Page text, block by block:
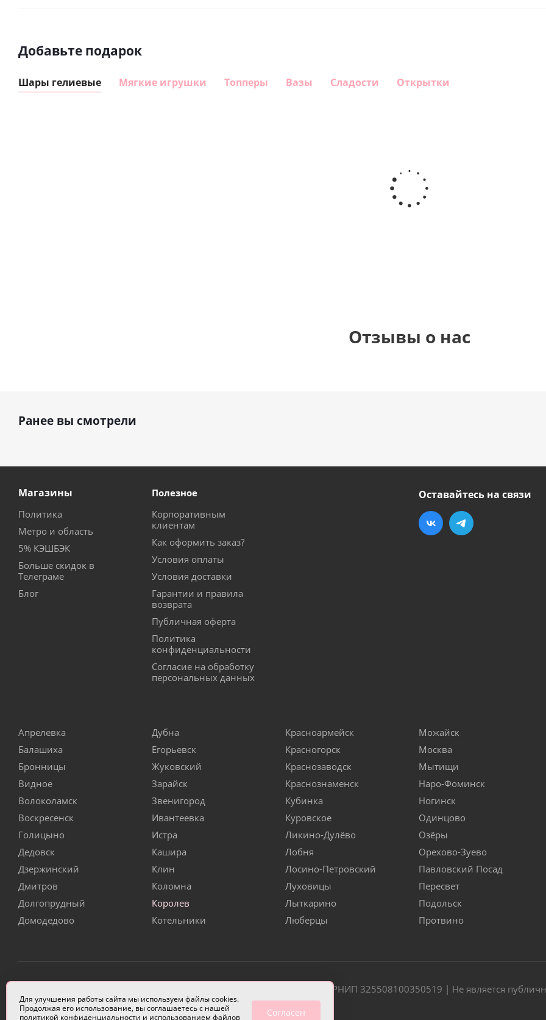
Добавьте подарок
Шары гелиевые Мягкие игрушки Топперы Вазы Сладости Открытки
звезда
краски С
Днем
Отзывы о нас
Ранее вы смотрели
Магазины
Политика
Метро и область
5% КЭШБЭК
Больше скидок в
Телеграме
Блог
Полезное
Корпоративным
клиентам
Как оформить заказ?
Условия оплаты
Условия доставки
Гарантии и правила
возврата
Публичная оферта
Политика
конфиденциальности
Согласие на обработку
персональных данных
Оставайтесь на связи
Апрелевка
Балашиха
Бронницы
Видное
Волоколамск
Воскресенск
Голицыно
Дедовск
Дзержинский
Дмитров
Долгопрудный
Домодедово
Дубна
Егорьевск
Жуковский
Зарайск
Звенигород
Ивантеевка
Истра
Кашира
Клин
Коломна
Королев
Котельники
Красноармейск
Красногорск
Краснозаводск
Краснознаменск
Кубинка
Куровское
Ликино-Дулёво
Лобня
Лосино-Петровский
Луховицы
Лыткарино
Люберцы
Можайск
Москва
Мытищи
Наро-Фоминск
Ногинск
Одинцово
Озёры
Орехово-Зуево
Павловский Посад
Пересвет
Подольск
Протвино
ИП Чулкова Анастасия Александровна ИНН 331405822720 | ОГРН/ОГРНИП 325508100350519 | Не является
Для улучшения работы сайта мы используем файлы cookies.
Продолжая его использование, вы соглашаетесь с нашей
политикой конфиденциальности и использованием файлов Согласен